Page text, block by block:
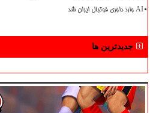
AI وارد داوری فوتبال ایران شد
جدیدترین ها